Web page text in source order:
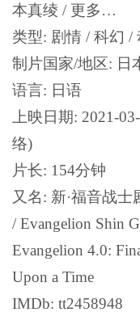
本真绫 / 更多…
类型: 剧情 / 科幻 /
制片国家/地区: 日
语言: 日语
上映日期: 2021-
络)
片长: 154分钟
又名: 新·福音战士
/ Evangelion Shin
Evangelion 4.0:
Upon a Time
IMDb: tt2458948